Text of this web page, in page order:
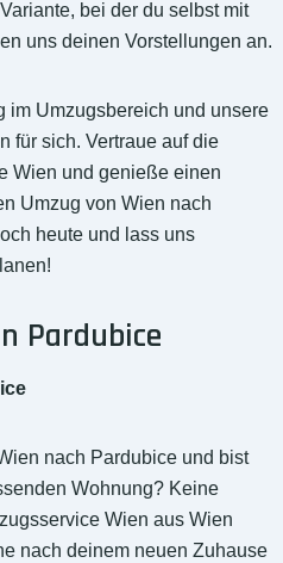
bei der du selbst mit
uns deinen Vorstellungen an.
im Umzugsbereich und unsere
für sich. Vertraue auf die
Wien und genieße einen
Umzug von Wien nach
heute und lass uns
Pardubice
nach Pardubice und bist
Wohnung? Keine
Wien aus Wien
nach deinem neuen Zuhause